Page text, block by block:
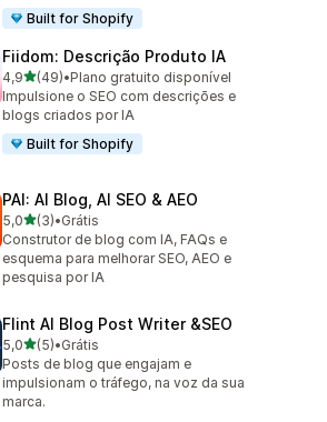
Built for Shopify
Fiidom: Descrição Produto IA
4,9de 5 estrelas
(49)
49 avaliações ao todo
•Plano gratuito disponível
Impulsione o SEO com descrições e
blogs criados por IA
Built for Shopify
PAI: AI Blog, AI SEO & AEO
5,0de 5 estrelas
(3)
3 avaliações ao todo
•Grátis
Construtor de blog com IA, FAQs e
esquema para melhorar SEO, AEO e
pesquisa por IA
Flint AI Blog Post Writer &SEO
5,0de 5 estrelas
(5)
5 avaliações ao todo
•Grátis
Posts de blog que engajam e
impulsionam o tráfego, na voz da sua
marca.